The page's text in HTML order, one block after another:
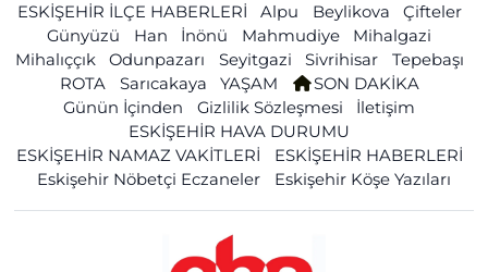
ESKİŞEHİR İLÇE HABERLERİ
Alpu Beylikova
Çifteler
Günyüzü
Han İnönü Mahmudiye
Mihalgazi
Mihalıççık
Odunpazarı Seyitgazi Sivrihisar
Tepebaşı
ROTA
Sarıcakaya YAŞAM
SON DAKİKA
Günün İçinden
Gizlilik Sözleşmesi
İletişim
ESKİŞEHİR HAVA DURUMU
ESKİŞEHİR NAMAZ VAKİTLERİ
ESKİŞEHİR HABERLERİ
Eskişehir Nöbetçi Eczaneler
Eskişehir Köşe Yazıları